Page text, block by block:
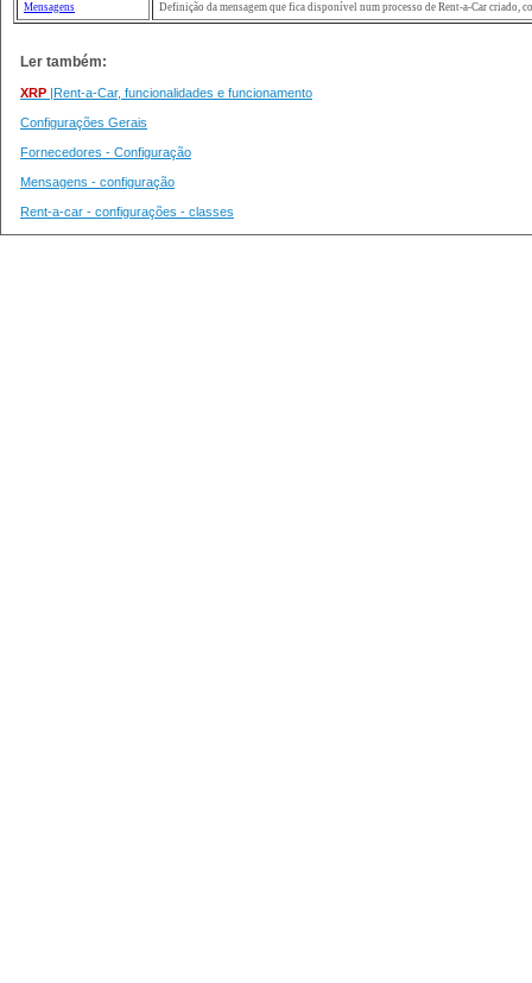
Mensagens Definição da mensagem que fica disponível num processo de Rent-a-Car criado,
Ler também:
XRP |Rent-a-Car, funcionalidades e funcionamento
Configurações Gerais
Fornecedores - Configuração
Mensagens - configuração
Rent-a-car - configurações - classes